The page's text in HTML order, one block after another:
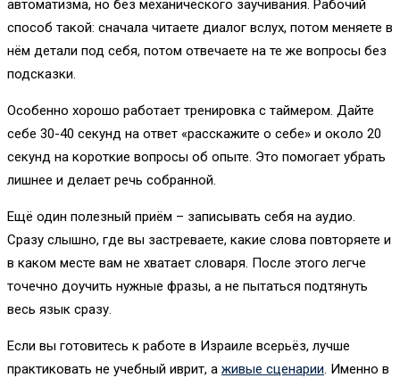
автоматизма, но без механического заучивания. Рабочий
способ такой: сначала читаете диалог вслух, потом меняете в
нём детали под себя, потом отвечаете на те же вопросы без
подсказки.
Особенно хорошо работает тренировка с таймером. Дайте
себе 30-40 секунд на ответ «расскажите о себе» и около 20
секунд на короткие вопросы об опыте. Это помогает убрать
лишнее и делает речь собранной.
Ещё один полезный приём – записывать себя на аудио.
Сразу слышно, где вы застреваете, какие слова повторяете и
в каком месте вам не хватает словаря. После этого легче
точечно доучить нужные фразы, а не пытаться подтянуть
весь язык сразу.
Если вы готовитесь к работе в Израиле всерьёз, лучше
практиковать не учебный иврит, а живые сценарии. Именно в